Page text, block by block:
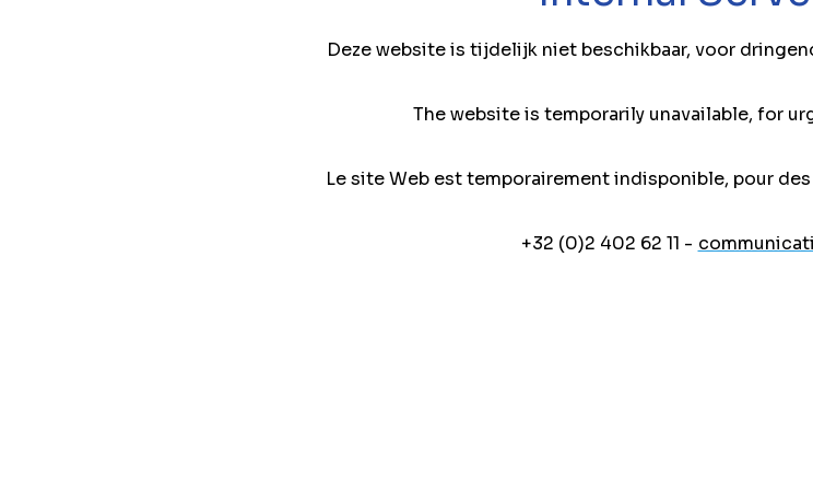
Deze website is tijdelijk niet beschikbaar, voor
The website is temporarily unavailable, for
Le site Web est temporairement indisponible, pour
+32 (0)2 402 62 11 -